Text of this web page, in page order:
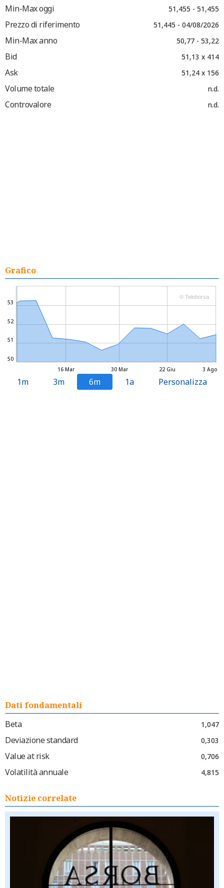
Min-Max oggi 51,455 - 51,455
Prezzo di riferimento 51,445 - 04/08/2026
Min-Max anno 50,77 - 53,22
Bid 51,13 x 414
Ask 51,24 x 156
Volume totale n.d.
Controvalore n.d.
Grafico
3 Ago
16 Mar 30 Mar 22 Giu
50
51
52
53
© Teleborsa
1m 3m 6m 1a Personalizza
Dati fondamentali
Beta
1,047
Deviazione standard 0,303
Value at risk 0,706
Volatilità annuale 4,815
Notizie correlate